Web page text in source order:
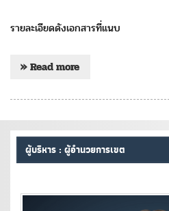
รายละเอียดดังเอกสารที่แนบ
» Read more
ผู้บริหาร : ผู้อำนวยการเขต